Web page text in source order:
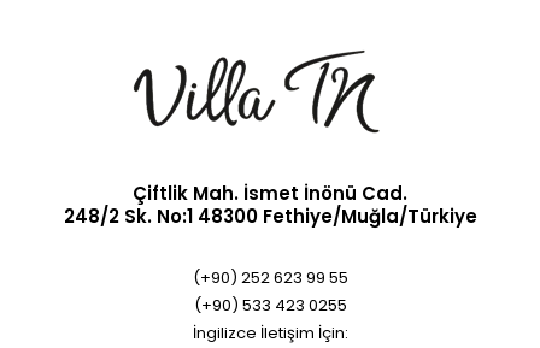
Çiftlik Mah. İsmet İnönü Cad.
248/2 Sk. No:1 48300 Fethiye/Muğla/Türkiye
(+90) 252 623 99 55
(+90) 533 423 0255
İngilizce İletişim İçin: